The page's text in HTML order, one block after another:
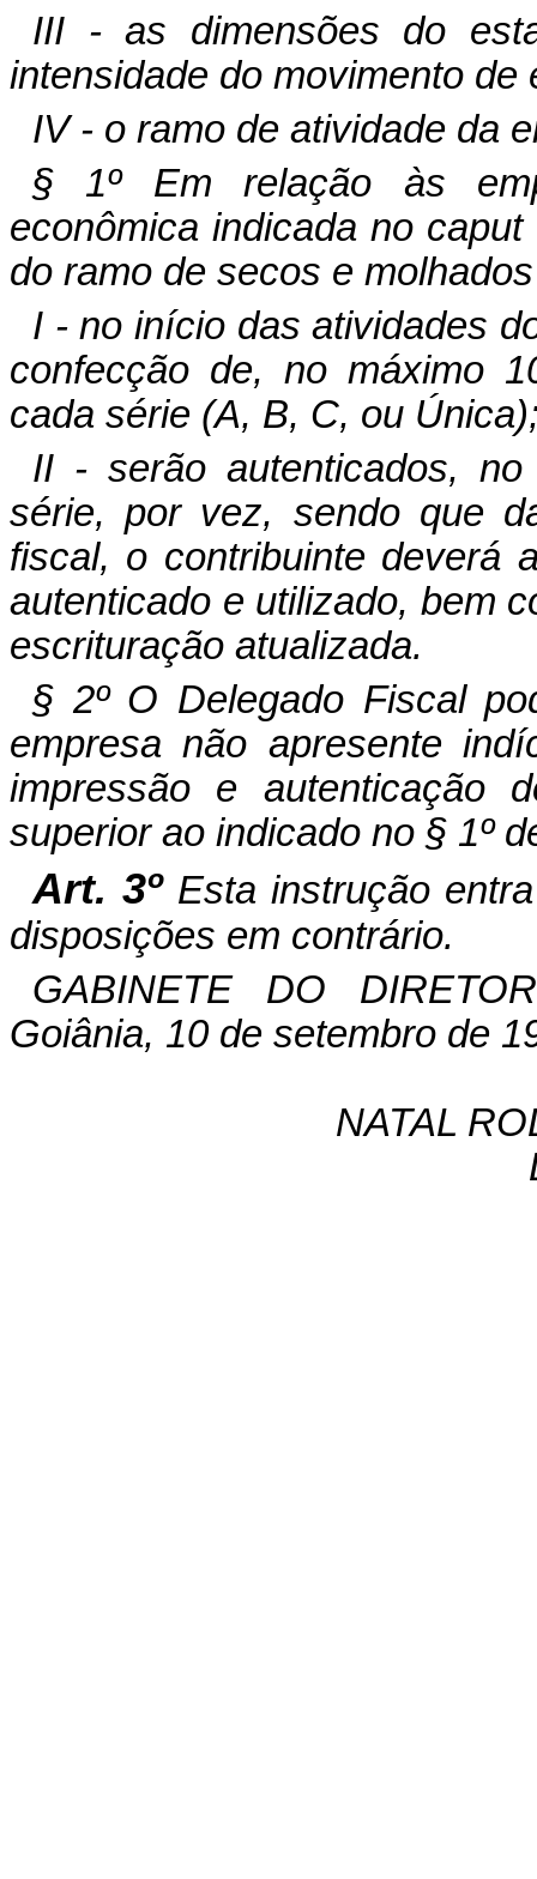
III - as dimensões do
intensidade do movimento
IV - o ramo de atividade da
§ 1º Em relação às
econômica indicada no
do ramo de secos e
I - no início das atividades
confecção de, no máximo
cada série (A, B, C, ou
II - serão autenticados,
série, por vez, sendo que
fiscal, o contribuinte deverá
autenticado e utilizado, bem
escrituração atualizada.
§ 2º O Delegado Fiscal
empresa não apresente
impressão e autenticação
superior ao indicado no § 1º
Art. 3º Esta instrução
disposições em contrário.
GABINETE DO
Goiânia, 10 de setembro de
NATAL